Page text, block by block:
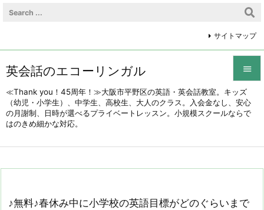
英会話のエコーリンガル
≪Thank you！45周年！≫大阪市平野区の英語・英会話教室。キッズ
（幼児・小学生）、中学生、高校生、大人のクラス。入会金なし、安心
の月謝制、日時が選べるプライベートレッスン。小規模スクールならで
はのきめ細かな対応。


メニュ

サイトマップ
♪無料♪春休み中に小学校の英語目標がどのぐらいまで